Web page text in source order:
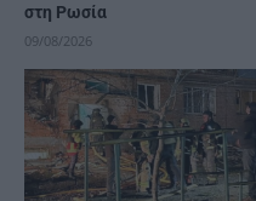
στη Ρωσία
09/08/2026